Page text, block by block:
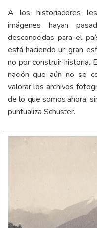
A los historiadores
imágenes hayan
desconocidas para el
está haciendo un gran
no por construir historia.
nación que aún no se
valorar los archivos
de lo que somos ahora,
puntualiza Schuster.